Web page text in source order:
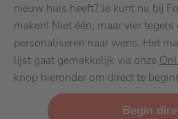
nieuw huis heeft? Je kunt nu bij
maken! Niet één, maar vier
personaliseren naar wens. Het
lijst gaat gemakkelijk via onze
knop hieronder om direct te
Begin